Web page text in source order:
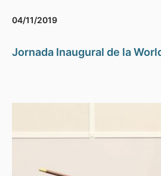
04/11/2019
Jornada Inaugural de la